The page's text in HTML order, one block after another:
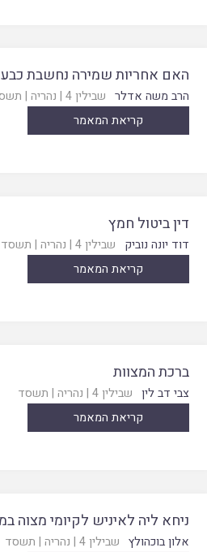
האם אחריות שמירה נחשבת
הרב משה אדלר שבילין 4 | נהריה |
קריאת המאמר
דין ביטול חמץ
דוד יונה נוביק שבילין 4 | נהריה | תשסד
קריאת המאמר
ברכת המצוות
צבי דב לין שבילין 4 | נהריה | תשסד
קריאת המאמר
ניחא ליה לאיניש לקיומי מצוה
אלון בוכהולץ שבילין 4 | נהריה | תשסד